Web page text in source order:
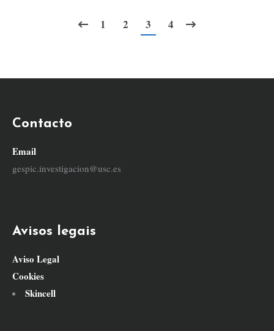
1 2 3 4
Contacto
Email
gespic.investigacion@usc.es
Avisos legais
Aviso Legal
Cookies
Skincell